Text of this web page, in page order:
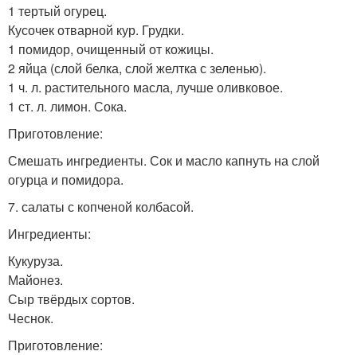
1 тертый огурец.
Кусочек отварной кур. Грудки.
1 помидор, очищенный от кожицы.
2 яйца (слой белка, слой желтка с зеленью).
1 ч. л. растительного масла, лучше оливковое.
1 ст. л. лимон. Сока.
Приготовление:
Смешать ингредиенты. Сок и масло капнуть на слой
огурца и помидора.
7. салаты с копченой колбасой.
Ингредиенты:
Кукуруза.
Майонез.
Сыр твёрдых сортов.
Чеснок.
Приготовление: